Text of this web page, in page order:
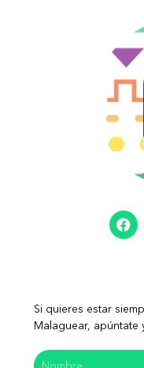
Si quieres estar
Malaguear, apúntate